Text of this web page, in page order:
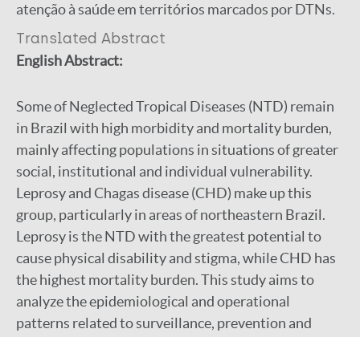
atenção à saúde em territórios marcados por DTNs.
Translated Abstract
English Abstract:
Some of Neglected Tropical Diseases (NTD) remain
in Brazil with high morbidity and mortality burden,
mainly affecting populations in situations of greater
social, institutional and individual vulnerability.
Leprosy and Chagas disease (CHD) make up this
group, particularly in areas of northeastern Brazil.
Leprosy is the NTD with the greatest potential to
cause physical disability and stigma, while CHD has
the highest mortality burden. This study aims to
analyze the epidemiological and operational
patterns related to surveillance, prevention and